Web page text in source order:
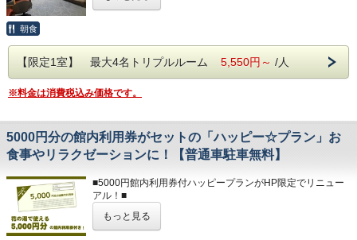
います。
※7歳以上のお子様は静岡県の条例により混浴出来ません。
■大浴場■
・内湯……10：00～翌2：00まで
・露天……10：00～24：00まで
※時間により、一部営業していないお風呂がございます。
※朝風呂…6：00～9：00まで、内湯のみ営業となります。
（露天の朝風呂は春～秋のシーズンのみ1か所解放いたしま
■注意点■
・お部屋は全て禁煙です。喫煙は各喫煙スペースにてお願い
します。
ございます
■大浴場■
※客室にバスルームはございません。大浴場をご利用
下さい
・午前9:00～10:00
※夜間の安全の為、サウナは24時、露天風呂は25時で
閉鎖
※冬季期間は安全の為、朝風呂6:00~9:00の
間露天風呂を閉鎖いたします。
いただけます。
トリプルルームは１室のみ！！！思い立ったらすぐにご予約
下さい！
■レストラン■
自社製造のクラフトビールや富士宮の地酒等も好評です。
※ラストオーダー／21:30
■朝食■
ご宿泊者様の朝食は無料サービスです。
※午前6:00～9:00の間にお召しあがりください。
■無料駐車場■
朝食
【限定1室】 最大4名トリプルルーム 5,550円～ /人
※料金は消費税込み価格です。
5000円分の館内利用券がセットの「ハッピー☆プラン」お
食事やリラクゼーションに！【普通車駐車無料】
■5000円館内利用券付ハッピープランがHP限定でリニュー
アル！■
このプランは・・・
もっと見る